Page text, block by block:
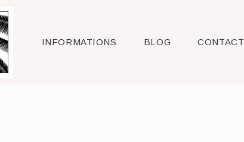
INFORMATIONS BLOG CONTACT